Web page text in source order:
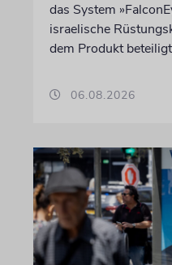
das System
israelische
dem Produkt
06.08.2026